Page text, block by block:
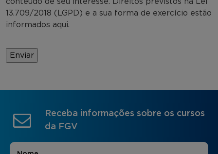
13.709/2018 (LGPD) e a sua forma de exercício estão
informados aqui.
Receba informações sobre os cursos
da FGV
Nome